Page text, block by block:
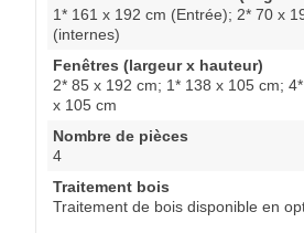
1* 161 x 192 cm (Entrée); 2* 70 x
(internes)
Fenêtres (largeur x hauteur)
2* 85 x 192 cm; 1* 138 x 105 cm;
x 105 cm
Nombre de pièces
4
Traitement bois
Traitement de bois disponible en